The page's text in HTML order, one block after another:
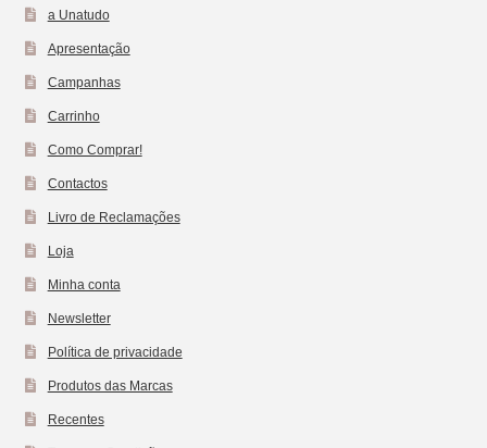
a Unatudo
Apresentação
Campanhas
Carrinho
Como Comprar!
Contactos
Livro de Reclamações
Loja
Minha conta
Newsletter
Política de privacidade
Produtos das Marcas
Recentes